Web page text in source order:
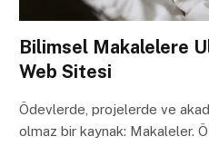
Bilimsel Makalelere
Web Sitesi
Ödevlerde, projelerde ve
olmaz bir kaynak: Makaleler.